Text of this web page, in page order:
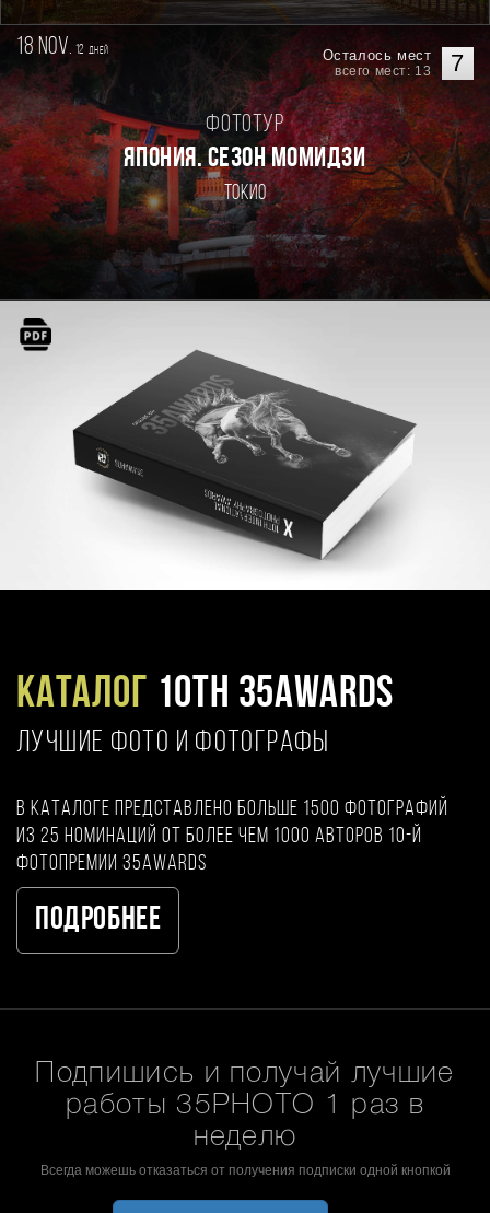
18 nov. 12 дней 7
Осталось мест
всего мест: 13
Фототур
ЯПОНИЯ. СЕЗОН МОМИДЗИ
Токио
Каталог 10TH 35AWARDS
ЛУЧШИЕ ФОТО И ФОТОГРАФЫ
В каталоге представлено больше 1500 фотографий
из 25 номинаций от более чем 1000 авторов 10-й
фотопремии 35AWARDS
Подробнее
Подпишись и получай лучшие
работы 35PHOTO 1 раз в
неделю
Всегда можешь отказаться от получения подписки одной кнопкой